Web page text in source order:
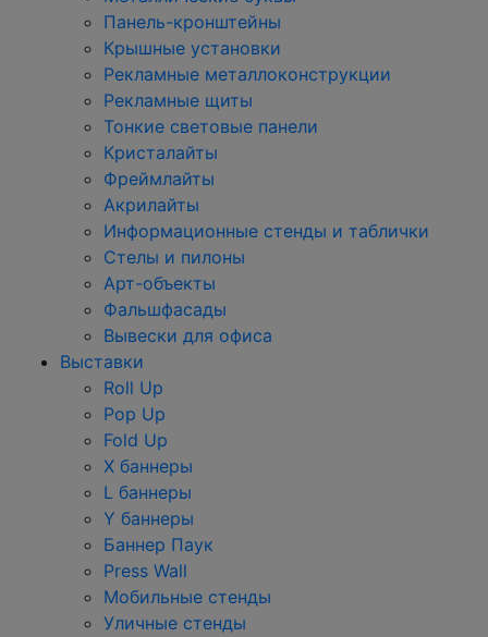
Панель-кронштейны
Крышные установки
Рекламные металлоконструкции
Рекламные щиты
Тонкие световые панели
Кристалайты
Фреймлайты
Акрилайты
Информационные стенды и таблички
Стелы и пилоны
Арт-объекты
Фальшфасады
Вывески для офиса
Выставки
Roll Up
Pop Up
Fold Up
Х баннеры
L баннеры
Y баннеры
Баннер Паук
Press Wall
Мобильные стенды
Уличные стенды